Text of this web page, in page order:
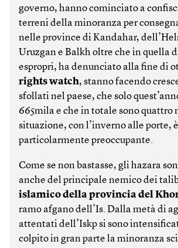
governo, hanno cominciato a
terreni della minoranza per
nelle province di Kandahar,
Uruzgan e Balkh oltre che in quella
espropri, ha denunciato alla fine di
rights watch, stanno facendo
sfollati nel paese, che solo
665mila e che in totale sono quattro
situazione, con l’inverno alle porte, è
particolarmente preoccupante.
Come se non bastasse, gli hazara
anche del principale nemico dei
islamico della provincia del
ramo afgano dell’Is. Dalla metà di
attentati dell’Iskp si sono
colpito in gran parte la minoranza